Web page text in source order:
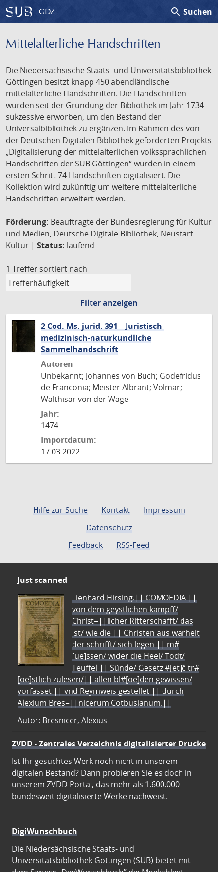
GDZ search Suchen
Mittelalterliche Handschriften
Die Niedersächsische Staats- und Universitätsbibliothek
Göttingen besitzt knapp 450 abendländische
mittelalterliche Handschriften. Die Handschriften
wurden seit der Gründung der Bibliothek im Jahr 1734
sukzessive erworben, um den Bestand der
Universalbibliothek zu ergänzen. Im Rahmen des von
der Deutschen Digitalen Bibliothek geförderten Projekts
„Digitalisierung der mittelalterlichen volkssprachlichen
Handschriften der SUB Göttingen“ wurden in einem
ersten Schritt 74 Handschriften digitalisiert. Die
Kollektion wird zukünftig um weitere mittelalterliche
Handschriften erweitert werden.
Förderung: Beauftragte der Bundesregierung für Kultur
und Medien, Deutsche Digitale Bibliothek, Neustart
Kultur | Status: laufend
1 Treffer sortiert nach
Filter anzeigen
2 Cod. Ms. jurid. 391 – Juristisch-
medizinisch-naturkundliche
Sammelhandschrift
Autoren
Unbekannt; Johannes von Buch; Godefridus
de Franconia; Meister Albrant; Volmar;
Walthisar von der Wage
Jahr:
1474
Importdatum:
17.03.2022
Hilfe zur Suche Kontakt
Impressum
Datenschutz
Feedback
RSS-Feed
Just scanned
Lienhard Hirsing.|| COMOEDIA ||
von dem geystlichen kampff/
Christ=||licher Ritterschafft/ das
ist/ wie die || Christen aus warheit
der schrifft/ sich legen || m#
[ue]ssen/ wider die Heel/ Todt/
Teuffel || Sünde/ Gesetz #[et]c̃ tr#
[oe]stlich zulesen/|| allen bl#[oe]den gewissen/
vorfasset || vnd Reymweis gestellet || durch
Alexium Bres=||nicerum Cotbusianum.||
Autor: Bresnicer, Alexius
ZVDD - Zentrales Verzeichnis digitalisierter Drucke
Ist Ihr gesuchtes Werk noch nicht in unserem
digitalen Bestand? Dann probieren Sie es doch in
unserem ZVDD Portal, das mehr als 1.600.000
bundesweit digitalisierte Werke nachweist.
DigiWunschbuch
Die Niedersächsische Staats- und
Universitätsbibliothek Göttingen (SUB) bietet mit